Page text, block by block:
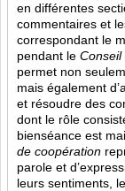
en différentes
commentaires et
correspondant le
pendant le Conseil
permet non
mais également
et résoudre des
dont le rôle
bienséance est
de coopération
parole et
leurs sentiments,